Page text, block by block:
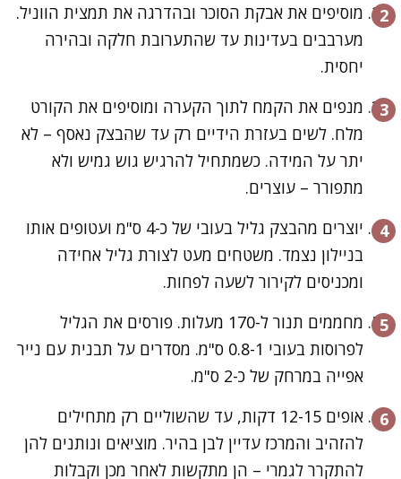
מוסיפים את אבקת הסוכר ובהדרגה את תמצית הווניל.
מערבבים בעדינות עד שהתערובת חלקה ובהירה
יחסית.
מנפים את הקמח לתוך הקערה ומוסיפים את הקורט
מלח. לשים בעזרת הידיים רק עד שהבצק נאסף – לא
יתר על המידה. כשמתחיל להרגיש גוש גמיש ולא
מתפורר – עוצרים.
יוצרים מהבצק גליל בעובי של כ-4 ס"מ ועטופים אותו
בניילון נצמד. משטחים מעט לצורת גליל אחידה
ומכניסים לקירור לשעה לפחות.
מחממים תנור ל-170 מעלות. פורסים את הגליל
לפרוסות בעובי 0.8-1 ס"מ. מסדרים על תבנית עם נייר
אפייה במרחק של כ-2 ס"מ.
אופים 12-15 דקות, עד שהשוליים רק מתחילים
להזהיב והמרכז עדיין לבן בהיר. מוציאים ונותנים להן
להתקרר לגמרי – הן מתקשות לאחר מכן וקבלות